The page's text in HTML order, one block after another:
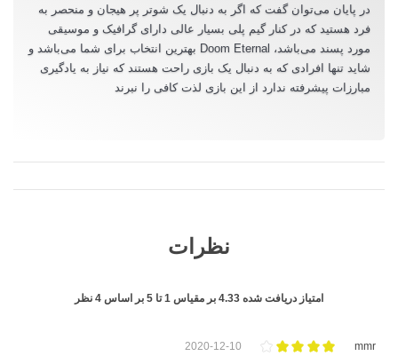
در پایان می‌توان گفت که اگر به دنبال یک شوتر پر هیجان و منحصر به
فرد هستید که در کنار گیم پلی بسیار عالی دارای گرافیک و موسیقی
مورد پسند می‌باشد، Doom Eternal بهترین انتخاب برای شما می‌باشد و
شاید تنها افرادی که به دنبال یک بازی راحت هستند که نیاز به یادگیری
مبارزات پیشرفته ندارد از این بازی لذت کافی را نبرند
نظرات
امتیاز دریافت شده 4.33 بر مقیاس 1تا 5 بر اساس 4 نظر
mmr
2020-12-10